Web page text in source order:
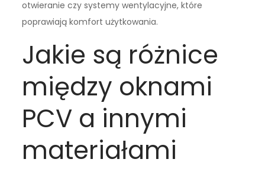
otwieranie czy systemy wentylacyjne, które
poprawiają komfort użytkowania.
Jakie są różnice
między oknami
PCV a innymi
materiałami